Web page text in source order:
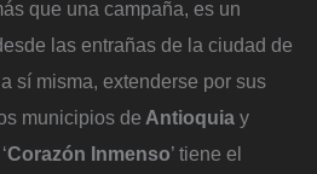
que una campaña, es un
las entrañas de la ciudad de
sí misma, extenderse por sus
municipios de Antioquia y
Corazón Inmenso’ tiene el